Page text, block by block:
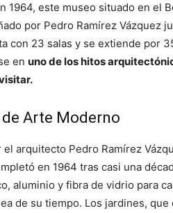
1964, este museo situado en el
por Pedro Ramírez Vázquez
con 23 salas y se extiende por
en uno de los hitos
Arte Moderno
el arquitecto Pedro Ramírez
en 1964 tras casi una
aluminio y fibra de vidrio para
de su tiempo. Los jardines,